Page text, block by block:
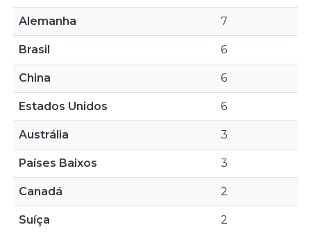
Alemanha 7
Brasil 6
China 6
Estados Unidos 6
Austrália 3
Países Baixos 3
Canadá 2
Suíça 2